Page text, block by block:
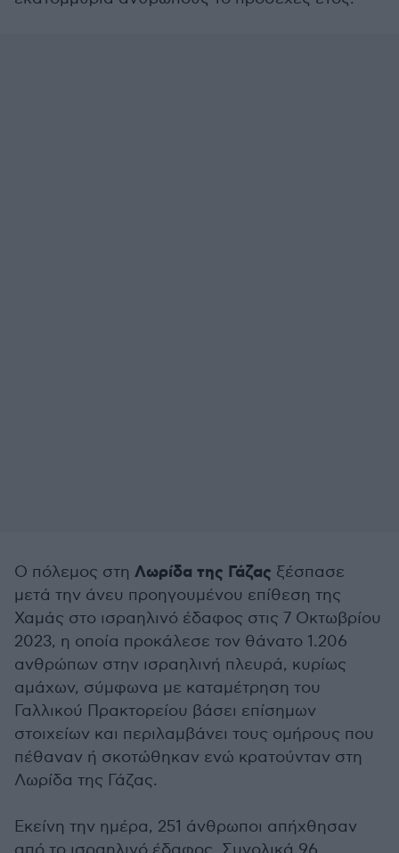
Ο πόλεμος στη Λωρίδα της Γάζας ξέσπασε
μετά την άνευ προηγουμένου επίθεση της
Χαμάς στο ισραηλινό έδαφος στις 7 Οκτωβρίου
2023, η οποία προκάλεσε τον θάνατο 1.206
ανθρώπων στην ισραηλινή πλευρά, κυρίως
αμάχων, σύμφωνα με καταμέτρηση του
Γαλλικού Πρακτορείου βάσει επίσημων
στοιχείων και περιλαμβάνει τους ομήρους που
πέθαναν ή σκοτώθηκαν ενώ κρατούνταν στη
Λωρίδα της Γάζας.
Εκείνη την ημέρα, 251 άνθρωποι απήχθησαν